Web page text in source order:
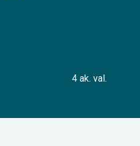
4 ak. val.